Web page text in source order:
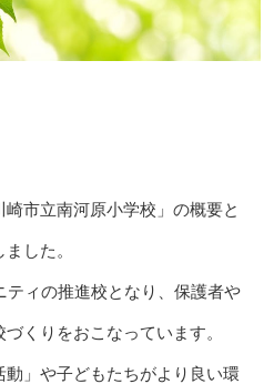
市立南河原小学校」の概要と
した。
ティの推進校となり、保護者や
くりをおこなっています。
」や子どもたちがより良い環